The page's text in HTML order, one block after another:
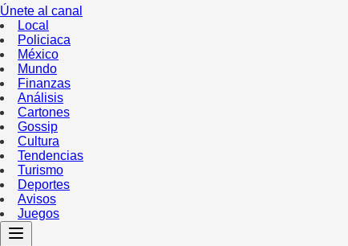
Únete al canal
Local
Policiaca
México
Mundo
Finanzas
Análisis
Cartones
Gossip
Cultura
Tendencias
Turismo
Deportes
Avisos
Juegos